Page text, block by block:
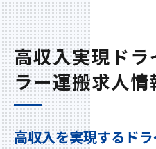
高収入実現ドラ
ラー運搬求人情
高収入を実現するド